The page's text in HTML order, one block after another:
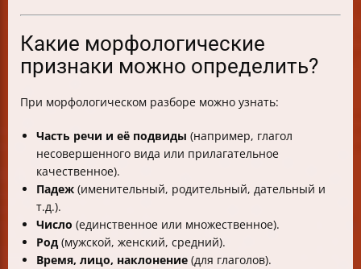
Какие морфологические
признаки можно определить?
При морфологическом разборе можно узнать:
Часть речи и её подвиды (например, глагол
несовершенного вида или прилагательное
качественное).
Падеж (именительный, родительный, дательный и
т.д.).
Число (единственное или множественное).
Род (мужской, женский, средний).
Время, лицо, наклонение (для глаголов).